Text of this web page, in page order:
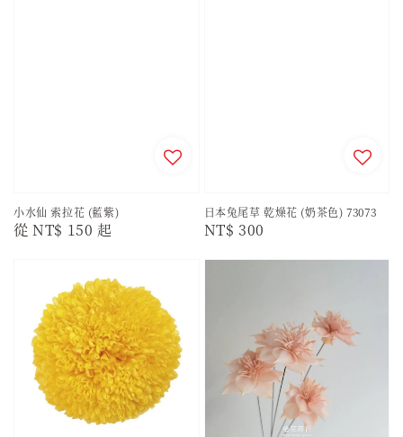
小水仙 索拉花 (藍紫)
Regular
從NT$ 150 起
日本兔尾草 乾燥花 (奶茶色) 73073
Regular
NT$ 300